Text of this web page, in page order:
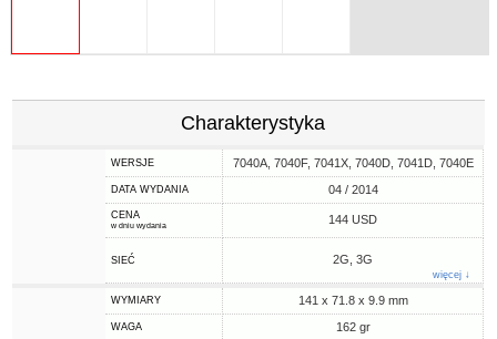
Charakterystyka
WERSJE 7040A, 7040F, 7041X, 7040D, 7041D, 7040E
DATA WYDANIA 04 / 2014
CENA
w dniu wydania 144 USD
SIEĆ 2G, 3G
więcej ↓
WYMIARY 141 x 71.8 x 9.9 mm
WAGA 162 gr